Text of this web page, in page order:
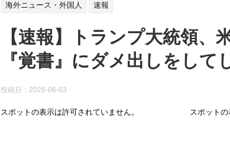
海外ニュース・外国人 速報
【速報】トランプ大統領、
『覚書』にダメ出しをして
投稿日： 2026-06-03